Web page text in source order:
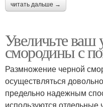
читать дальше →
Увеличьте ваш
смородины с
Размножение черной
осуществляться
предельно надежным